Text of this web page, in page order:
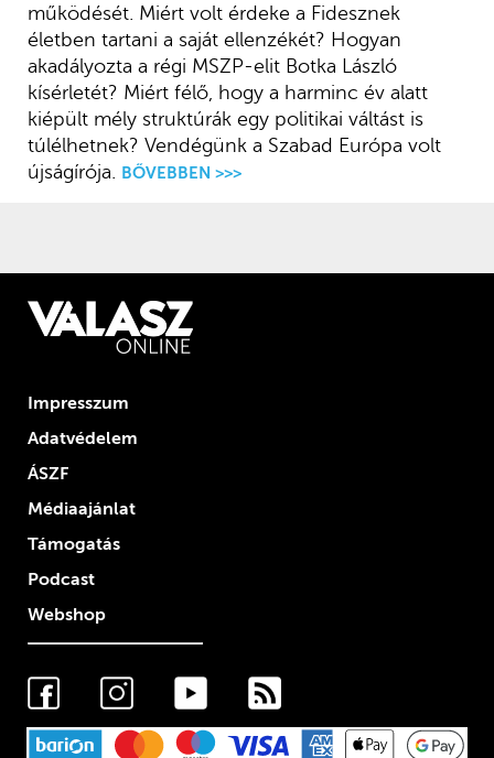
működését. Miért volt érdeke a Fidesznek
életben tartani a saját ellenzékét? Hogyan
akadályozta a régi MSZP-elit Botka László
kísérletét? Miért félő, hogy a harminc év alatt
kiépült mély struktúrák egy politikai váltást is
túlélhetnek? Vendégünk a Szabad Európa volt
újságírója. BŐVEBBEN >>>
Impresszum
Adatvédelem
ÁSZF
Médiaajánlat
Támogatás
Podcast
Webshop